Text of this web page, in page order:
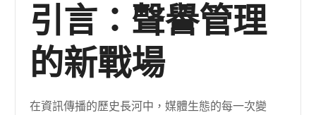
引言：聲譽管理
的新戰場
在資訊傳播的歷史長河中，媒體生態的每一次變